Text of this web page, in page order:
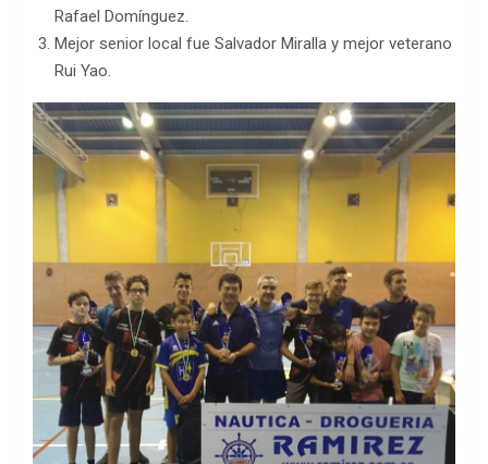
Rafael Domínguez.
Mejor senior local fue Salvador Miralla y mejor veterano
Rui Yao.